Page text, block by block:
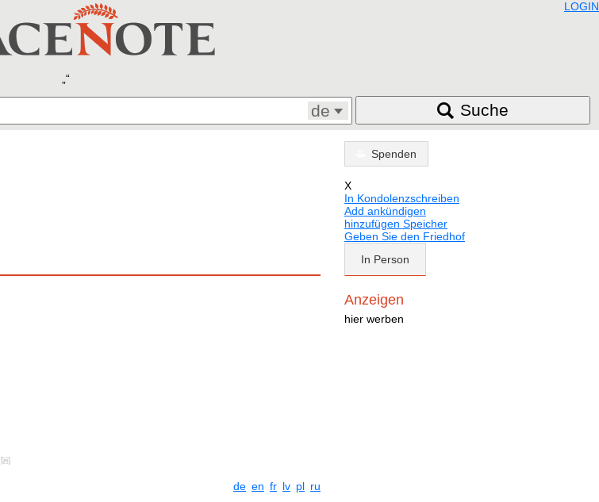
LOGIN
de Suche
de en fr lv pl ru
Spenden
X
In Kondolenzschreiben
Add ankündigen
hinzufügen Speicher
Geben Sie den Friedhof
In Person
Anzeigen
hier werben